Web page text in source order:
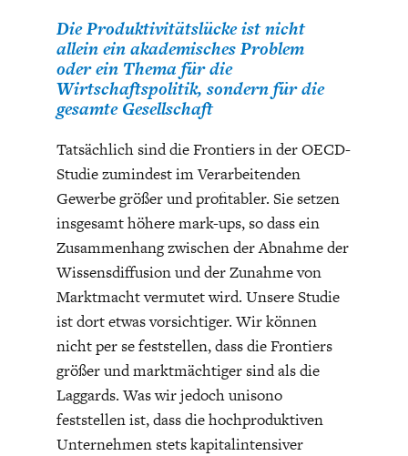
Die Produktivitätslücke ist nicht
allein ein akademisches Problem
oder ein Thema für die
Wirtschaftspolitik, sondern für die
gesamte Gesellschaft
Tatsächlich sind die Frontiers in der OECD-
Studie zumindest im Verarbeitenden
Gewerbe größer und profitabler. Sie setzen
insgesamt höhere mark-ups, so dass ein
Zusammenhang zwischen der Abnahme der
Wissensdiffusion und der Zunahme von
Marktmacht vermutet wird. Unsere Studie
ist dort etwas vorsichtiger. Wir können
nicht per se feststellen, dass die Frontiers
größer und marktmächtiger sind als die
Laggards. Was wir jedoch unisono
feststellen ist, dass die hochproduktiven
Unternehmen stets kapitalintensiver